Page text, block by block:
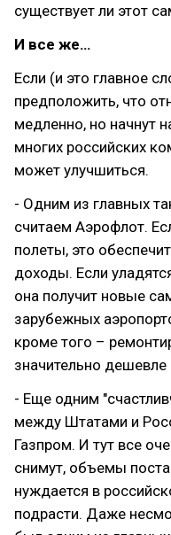
существует ли этот
И все же…
Если (и это главное
предположить, что
медленно, но начнут
многих российских
может улучшиться.
- Одним из главных
считаем Аэрофлот.
полеты, это
доходы. Если
она получит новые
зарубежных
кроме того –
значительно
- Еще одним
между Штатами и
Газпром. И тут все
снимут, объемы
нуждается в
подрасти. Даже